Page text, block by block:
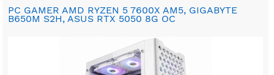
PC GAMER AMD RYZEN 5 7600X AM5, GIGABYTE
B650M S2H, ASUS RTX 5050 8G OC